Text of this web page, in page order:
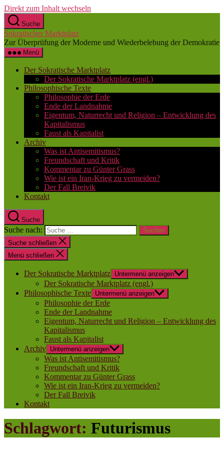
Direkt zum Inhalt wechseln
Suche
Sokratischer Marktplatz
Zur Überprüfung der Moderne und Wiederbelebung der Demokratie
Menü
Der Sokratische Marktplatz
Der Sokratische Marktplatz (engl.)
Philosophische Texte
Philosophie der Erde
Ende der Landnahme
Eigentum, Naturrecht und Religion – Entwicklung des
Kapitalismus
Faust als Kapitalist
Archiv
Was ist Antisemitismus?
Freundschaft und Kritik
Kommentar zu Günter Grass
Wie ist ein Iran-Krieg zu vermeiden?
Der Fall Breivik
Kontakt
Suche
Suche nach:
Suche schließen
Menü schließen
Der Sokratische Marktplatz Untermenü anzeigen
Der Sokratische Marktplatz (engl.)
Philosophische Texte Untermenü anzeigen
Philosophie der Erde
Ende der Landnahme
Eigentum, Naturrecht und Religion – Entwicklung des
Kapitalismus
Faust als Kapitalist
Archiv Untermenü anzeigen
Was ist Antisemitismus?
Freundschaft und Kritik
Kommentar zu Günter Grass
Wie ist ein Iran-Krieg zu vermeiden?
Der Fall Breivik
Kontakt
Schlagwort: Futurismus